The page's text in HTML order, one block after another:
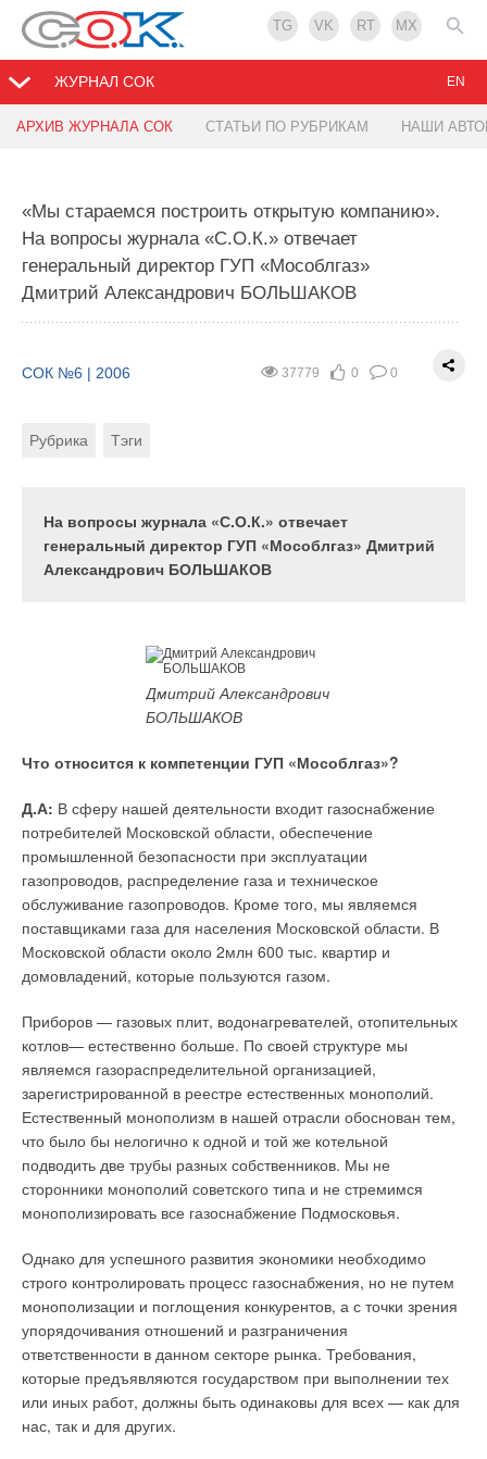
TG VK RT MX
ЖУРНАЛ СОК
АРХИВ ЖУРНАЛА СОК СТАТЬИ ПО РУБРИКАМ НАШИ
EN
«Мы стараемся построить открытую компанию».
На вопросы журнала «С.О.К.» отвечает
генеральный директор ГУП «Мособлгаз»
Дмитрий Александрович БОЛЬШАКОВ
37779 0 0
СОК №6 | 2006
Рубрика Тэги
На вопросы журнала «С.О.К.» отвечает
генеральный директор ГУП «Мособлгаз» Дмитрий
Александрович БОЛЬШАКОВ
Дмитрий Александрович
БОЛЬШАКОВ
Что относится к компетенции ГУП «Мособлгаз»?
Д.А: В сферу нашей деятельности входит газоснабжение
потребителей Московской области, обеспечение
промышленной безопасности при эксплуатации
газопроводов, распределение газа и техническое
обслуживание газопроводов. Кроме того, мы являемся
поставщиками газа для населения Московской области. В
Московской области около 2млн 600 тыс. квартир и
домовладений, которые пользуются газом.
Приборов — газовых плит, водонагревателей, отопительных
котлов— естественно больше. По своей структуре мы
являемся газораспределительной организацией,
зарегистрированной в реестре естественных монополий.
Естественный монополизм в нашей отрасли обоснован тем,
что было бы нелогично к одной и той же котельной
подводить две трубы разных собственников. Мы не
сторонники монополий советского типа и не стремимся
монополизировать все газоснабжение Подмосковья.
Однако для успешного развития экономики необходимо
строго контролировать процесс газоснабжения, но не путем
монополизации и поглощения конкурентов, а с точки зрения
упорядочивания отношений и разграничения
ответственности в данном секторе рынка. Требования,
которые предъявляются государством при выполнении тех
или иных работ, должны быть одинаковы для всех — как для
нас, так и для других.
Оформить подписку
Отправить ссылку другу
Журнал С.О.К. № ,
CALPEDA сегодня
REHAU. Инновации — позиция лидера
Быстроразъемные соединения для систем водоснабжения
и отопления JG SPEEDFIT
Бытовое газовое оборудование: на «некитайской» стороне
Вентиляция «АЭРЭКО» в многоквартирных жилых домах
Встроенный пылесос всегда «за кадром»
Интегрированные готовые к подключению центральные
Использование высших водных растений в практике
очистки сточных вод и поверхностного стока
История одного объекта, или Выбор системы
кондиционирования для торгового центра
К поддержанию качества и долговечности
эксплуатируемых внутренних водопроводно-
канализационных систем